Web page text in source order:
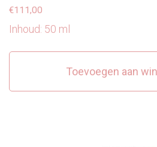
€111,00
Inhoud: 50 ml
Toevoegen aan